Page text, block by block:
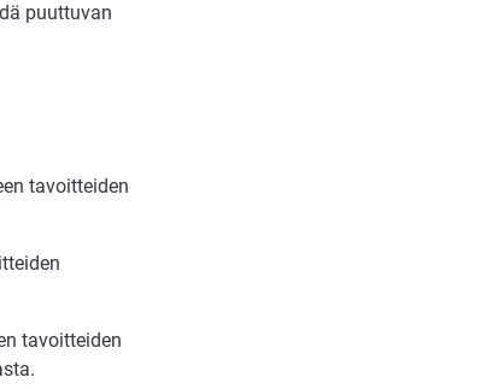
puuttuvan
tavoitteiden
tavoitteiden